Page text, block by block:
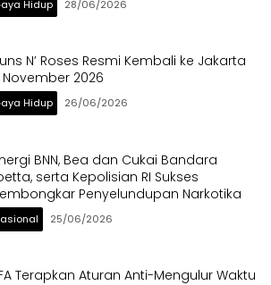
Hidup 28/06/2026
N’ Roses Resmi Kembali ke Jakarta
November 2026
Hidup 26/06/2026
BNN, Bea dan Cukai Bandara
serta Kepolisian RI Sukses
Penyelundupan Narkotika
25/06/2026
Terapkan Aturan Anti-Mengulur Waktu